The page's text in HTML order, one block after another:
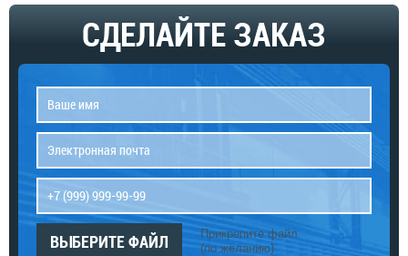
СДЕЛАЙТЕ ЗАКАЗ
ВЫБЕРИТЕ ФАЙЛ
Прикрепите файл
(по желанию)